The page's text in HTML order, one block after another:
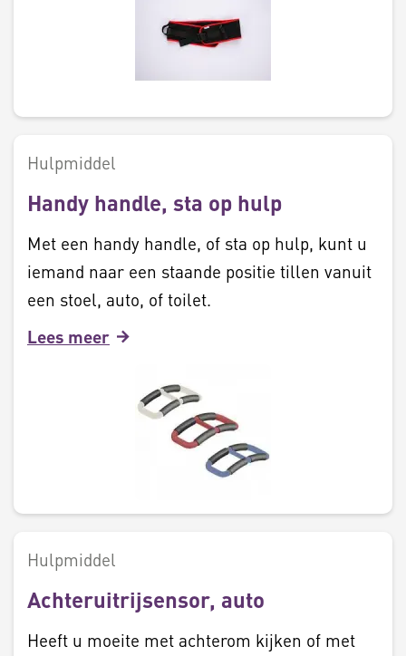
Hulpmiddel
Handy handle, sta op hulp
Met een handy handle, of sta op hulp, kunt u
iemand naar een staande positie tillen vanuit
een stoel, auto, of toilet.
Lees meer
Hulpmiddel
Achteruitrijsensor, auto
Heeft u moeite met achterom kijken of met